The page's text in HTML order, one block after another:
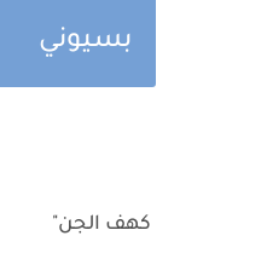
بسيوني
كهف الجن"